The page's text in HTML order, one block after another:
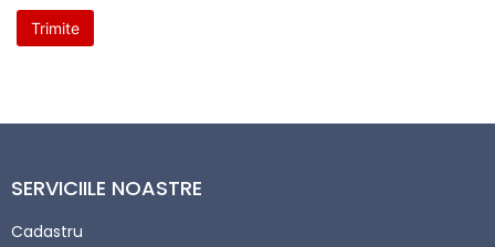
SERVICIILE NOASTRE
Cadastru